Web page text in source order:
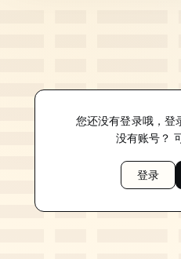
您还没有登录哦，登
没有账号？
登录